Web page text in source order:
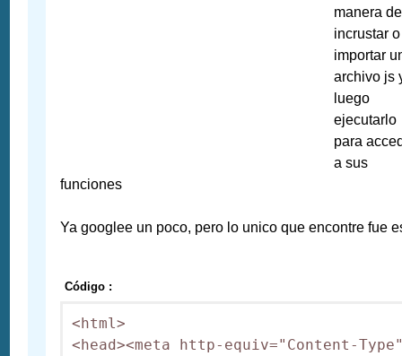
manera de
incrustar o
importar
archivo js
luego
ejecutarlo
para
a sus
funciones
Ya googlee un poco, pero lo unico que encontre fue
Código :
<html>
<head><meta http-equiv="Content-